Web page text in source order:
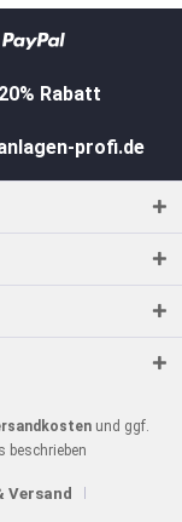
Rabatt
profi.de
und ggf.
beschrieben
Versand